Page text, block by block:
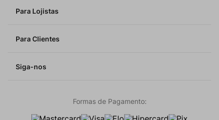
Para Lojistas
Para Clientes
Siga-nos
Formas de Pagamento: